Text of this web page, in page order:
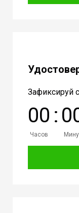
Зафиксируй
00
Часов
: 0